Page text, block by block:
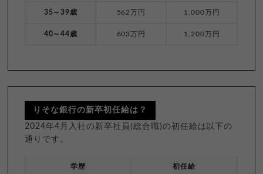
35～39歳 562万円 1,000万円
40～44歳 603万円 1,200万円
りそな銀行の新卒初任給は？
2024年4月入社の新卒社員(総合職)の初任給は以下の
通りです。
学歴 初任給